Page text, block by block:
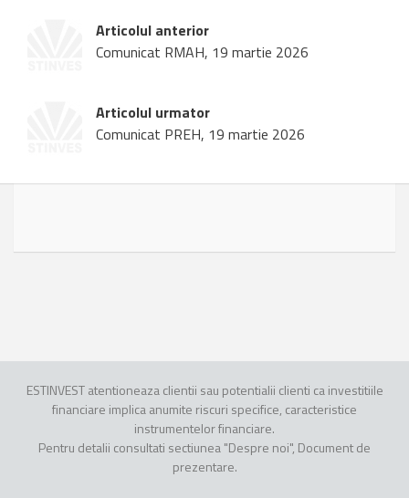
Articolul anterior
Comunicat RMAH, 19 martie 2026
Articolul urmator
Comunicat PREH, 19 martie 2026
ESTINVEST atentioneaza clientii sau potentialii clienti ca investitiile
financiare implica anumite riscuri specifice, caracteristice
instrumentelor financiare.
Pentru detalii consultati sectiunea "Despre noi", Document de
prezentare.